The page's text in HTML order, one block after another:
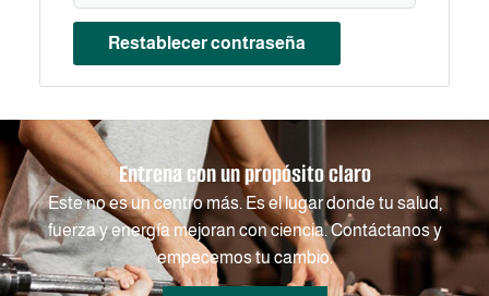
Restablecer contraseña
Entrena con un propósito claro
Este no es un centro más. Es el lugar donde tu salud,
fuerza y energía mejoran con ciencia. Contáctanos y
empecemos tu cambio.